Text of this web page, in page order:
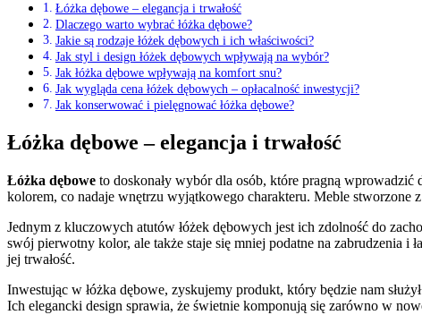
Łóżka dębowe – elegancja i trwałość
Dlaczego warto wybrać łóżka dębowe?
Jakie są rodzaje łóżek dębowych i ich właściwości?
Jak styl i design łóżek dębowych wpływają na wybór?
Jak łóżka dębowe wpływają na komfort snu?
Jak wygląda cena łóżek dębowych – opłacalność inwestycji?
Jak konserwować i pielęgnować łóżka dębowe?
Łóżka dębowe – elegancja i trwałość
Łóżka dębowe to doskonały wybór dla osób, które pragną
kolorem, co nadaje wnętrzu wyjątkowego charakteru. Meble stworzone
Jednym z kluczowych atutów łóżek dębowych jest ich zdolność do
swój pierwotny kolor, ale także staje się mniej podatne na zabrudzenia
jej trwałość.
Inwestując w łóżka dębowe, zyskujemy produkt, który będzie nam
Ich elegancki design sprawia, że świetnie komponują się zarówno w